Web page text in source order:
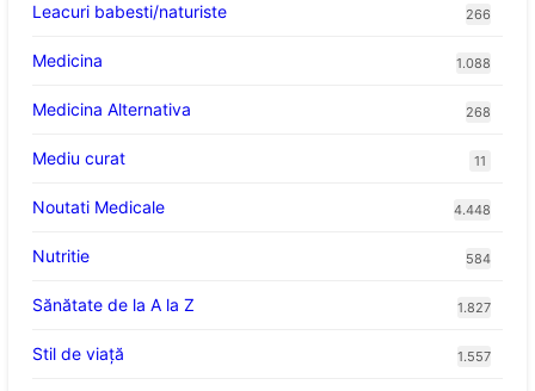
Leacuri babesti/naturiste 266
Medicina 1.088
Medicina Alternativa 268
Mediu curat 11
Noutati Medicale 4.448
Nutritie 584
Sănătate de la A la Z 1.827
Stil de viaţă 1.557